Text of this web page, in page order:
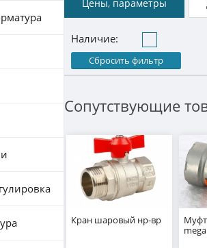
Цены, параметры
Наличие:
Сбросить фильтр
Сопутствующие
Кран шаровый нр-вр